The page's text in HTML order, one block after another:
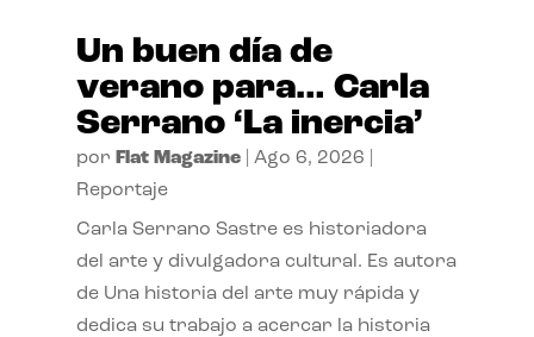
Un buen día de
verano para… Carla
Serrano ‘La inercia’
por Flat Magazine| Ago 6, 2026
Reportaje
Carla Serrano Sastre es historiadora
del arte y divulgadora cultural. Es autora
de Una historia del arte muy rápida y
dedica su trabajo a acercar la historia